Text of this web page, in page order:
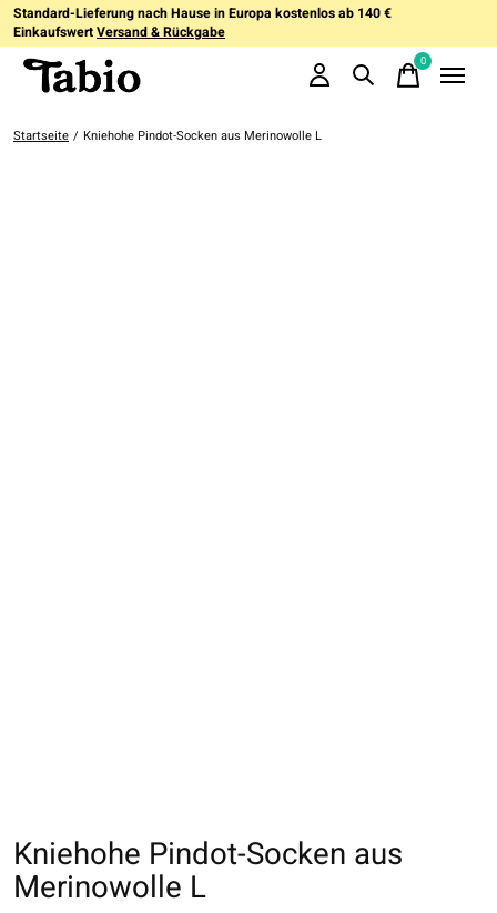
Standard-Lieferung nach Hause in Europa kostenlos ab 140 €
EinkaufswertVersand & Rückgabe
0items
Startseite / Kniehohe Pindot-Socken aus Merinowolle L
Kniehohe Pindot-Socken aus
Merinowolle L